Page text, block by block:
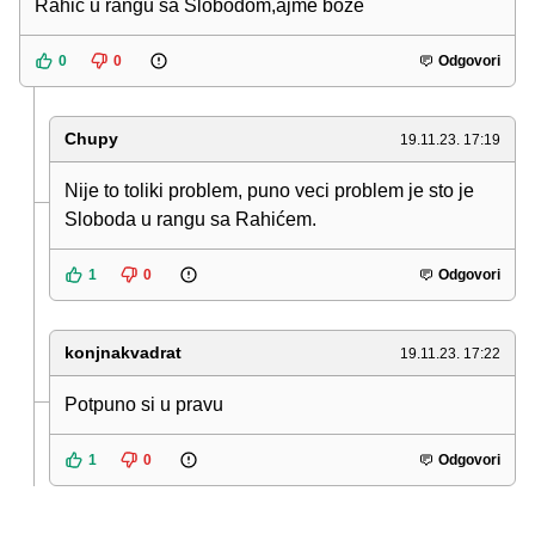
Rahic u rangu sa Slobodom,ajme boze
0 0 Odgovori
Chupy 19.11.23. 17:19
Nije to toliki problem, puno veci problem je sto je
Sloboda u rangu sa Rahićem.
1 0 Odgovori
konjnakvadrat 19.11.23. 17:22
Potpuno si u pravu
1 0 Odgovori